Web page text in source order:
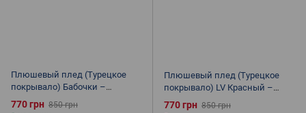
Плюшевый плед (Турецкое
покрывало) Бабочки –
Микрофибра, Размер: Евро,
770 грн 850 грн
Плюшевый плед (Турецкое
покрывало) LV Красный –
Микрофибра, Размер: Евро,
770 грн 850 грн